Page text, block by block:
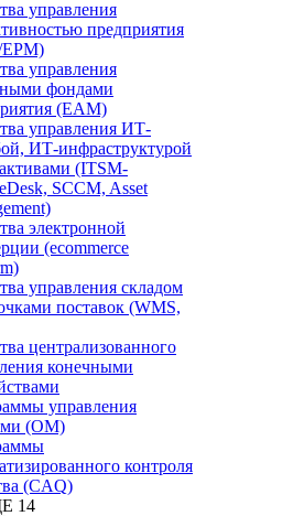
управления
предприятия
управления
фондами
(EAM)
управления ИТ-
ИТ-инфраструктурой
(ITSM-
SCCM, Asset
электронной
(ecommerce
управления складом
поставок (WMS,
централизованного
конечными
управления
(OM)
контроля
(CAQ)
14